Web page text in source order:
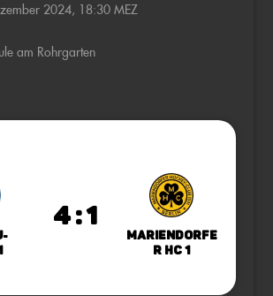
2024, 18:30 MEZ
am Rohrgarten
4 : 1
Mariendorfe
r HC 1